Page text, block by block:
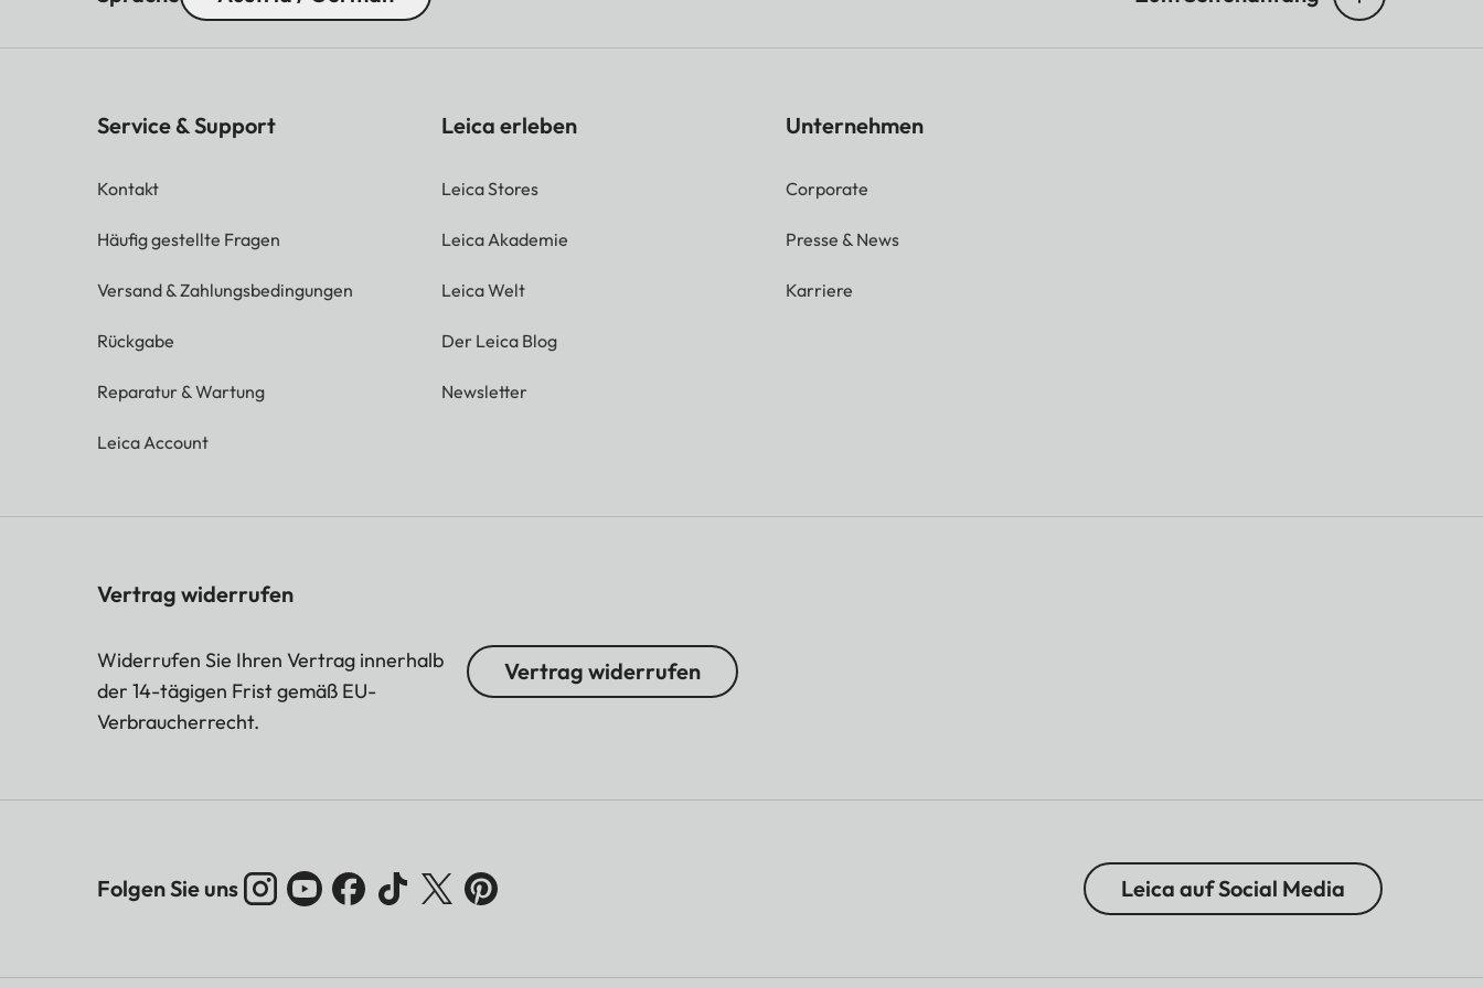
Service & Support
Kontakt
Häufig gestellte Fragen
Versand & Zahlungsbedingungen
Rückgabe
Reparatur & Wartung
Leica Account
Leica erleben
Leica Stores
Leica Akademie
Leica Welt
Der Leica Blog
Newsletter
Unternehmen
Corporate
Presse & News
Karriere
Vertrag widerrufen
Widerrufen Sie Ihren Vertrag innerhalb
der 14-tägigen Frist gemäß EU-
Verbraucherrecht.
Vertrag widerrufen
Folgen Sie uns Leica auf Social Media